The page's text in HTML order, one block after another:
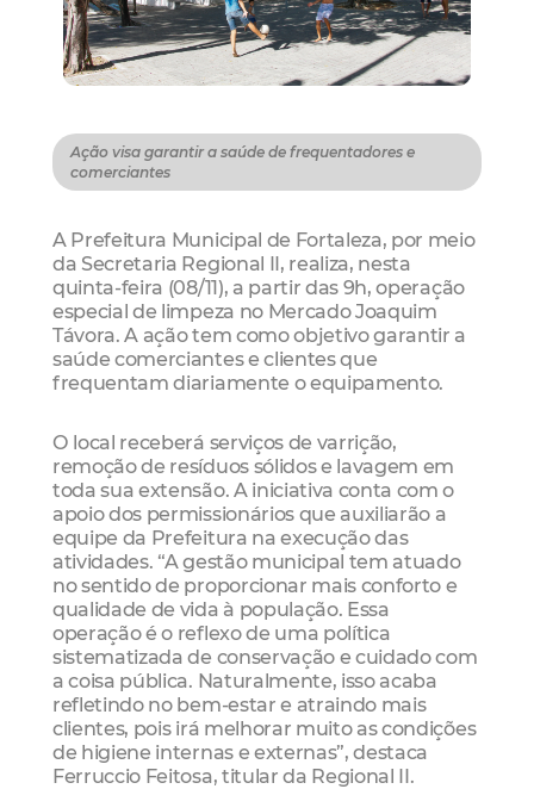
Ação visa garantir a saúde de frequentadores e
comerciantes
A Prefeitura Municipal de Fortaleza, por meio
da Secretaria Regional II, realiza, nesta
quinta-feira (08/11), a partir das 9h, operação
especial de limpeza no Mercado Joaquim
Távora. A ação tem como objetivo garantir a
saúde comerciantes e clientes que
frequentam diariamente o equipamento.
O local receberá serviços de varrição,
remoção de resíduos sólidos e lavagem em
toda sua extensão. A iniciativa conta com o
apoio dos permissionários que auxiliarão a
equipe da Prefeitura na execução das
atividades. “A gestão municipal tem atuado
no sentido de proporcionar mais conforto e
qualidade de vida à população. Essa
operação é o reflexo de uma política
sistematizada de conservação e cuidado com
a coisa pública. Naturalmente, isso acaba
refletindo no bem-estar e atraindo mais
clientes, pois irá melhorar muito as condições
de higiene internas e externas”, destaca
Ferruccio Feitosa, titular da Regional II.